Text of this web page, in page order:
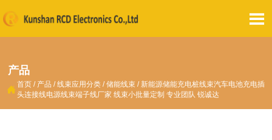

产品
 首页 / 产品 /线束应用分类 /储能线束 / 新能源储能充电桩线束汽车电池充电插
头连接线电源线束端子线厂家 线束小批量定制 专业团队 锐诚达